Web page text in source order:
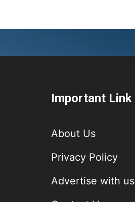
Important Link
About Us
Privacy Policy
Advertise with us